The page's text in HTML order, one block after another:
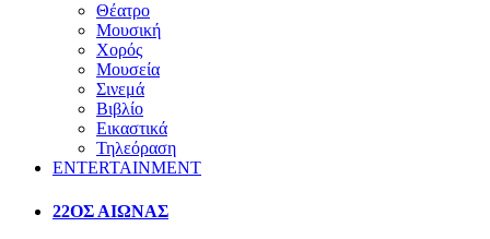
Θέατρο
Μουσική
Χορός
Μουσεία
Σινεμά
Βιβλίο
Εικαστικά
Τηλεόραση
ENTERTAINMENT
22ΟΣ ΑΙΩΝΑΣ